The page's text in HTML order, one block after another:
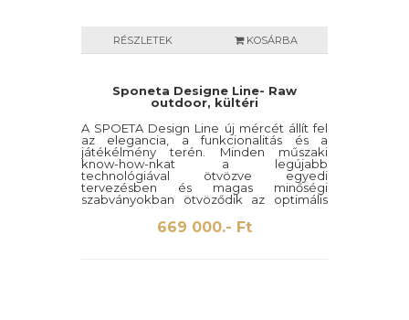
RÉSZLETEK KOSÁRBA
Sponeta Designe Line- Raw
outdoor, kültéri
A SPOETA Design Line új mércét állít fel
az elegancia, a funkcionalitás és a
játékélmény terén. Minden műszaki
know-how-nkat a legújabb
technológiával ötvözve egyedi
tervezésben és magas minőségi
szabványokban ötvöződik az optimális
szórakozás érdekében. A Raw Edition
kifejezetten a modern és nyitott
környezetekhez készült. Kiváló minőségű
669 000.- Ft